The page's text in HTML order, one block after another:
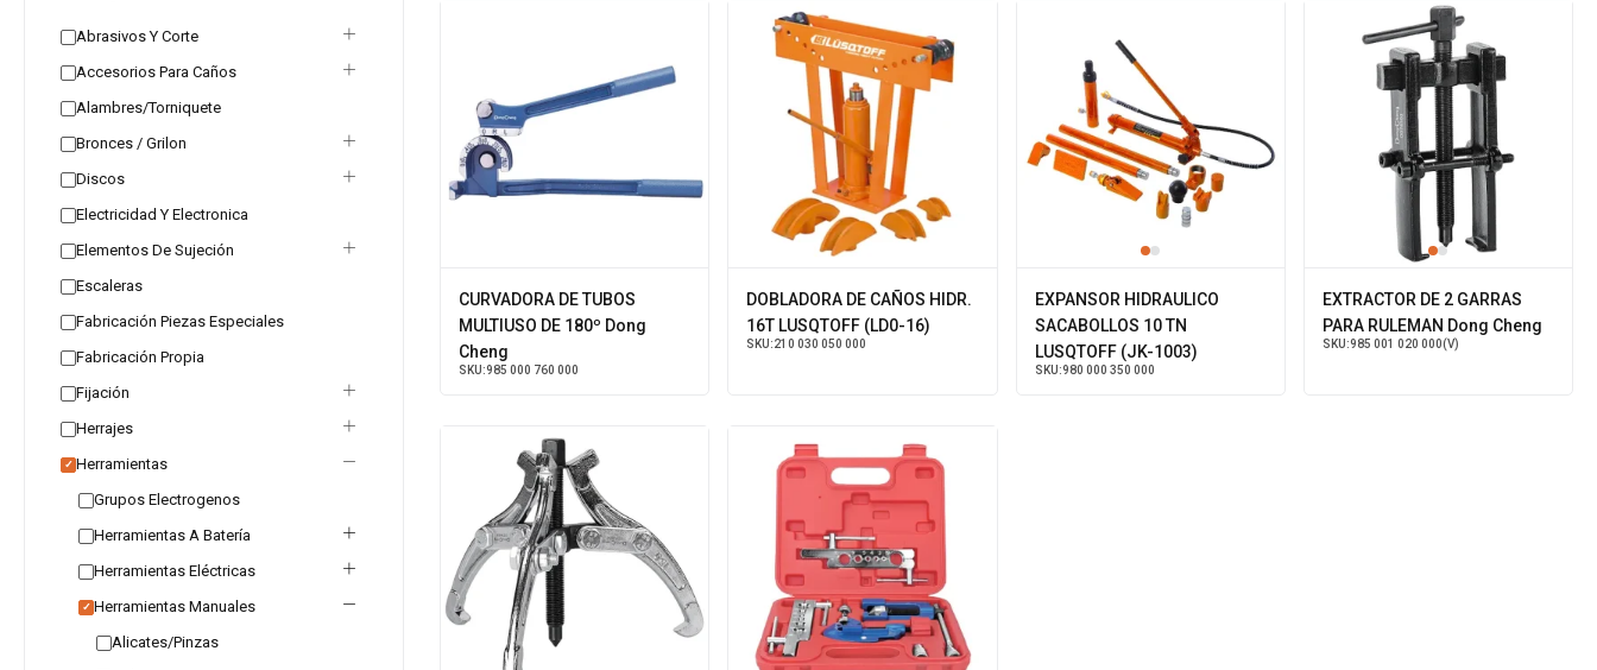
Abrasivos Y Corte
Accesorios Para Caños
Alambres/Torniquete
Bronces / Grilon
Discos
Electricidad Y Electronica
Elementos De Sujeción
Escaleras
Fabricación Piezas Especiales
Fabricación Propia
Fijación
Herrajes
✓ Herramientas
Grupos Electrogenos
Herramientas A Batería
Herramientas Eléctricas
✓ Herramientas Manuales
Alicates/Pinzas
CURVADORA DE TUBOS
MULTIUSO DE 180º Dong
Cheng
SKU:985 000 760 000
DOBLADORA DE CAÑOS HIDR.
16T LUSQTOFF (LD0-16)
SKU:210 030 050 000
EXPANSOR HIDRAULICO
SACABOLLOS 10 TN
LUSQTOFF (JK-1003)
SKU:980 000 350 000
EXTRACTOR DE 2 GARRAS
PARA RULEMAN Dong Cheng
SKU:985 001 020 000(V)